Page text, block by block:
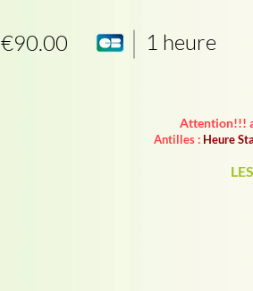
€90.00 1 heure
Attention!!!
Antilles : Heure